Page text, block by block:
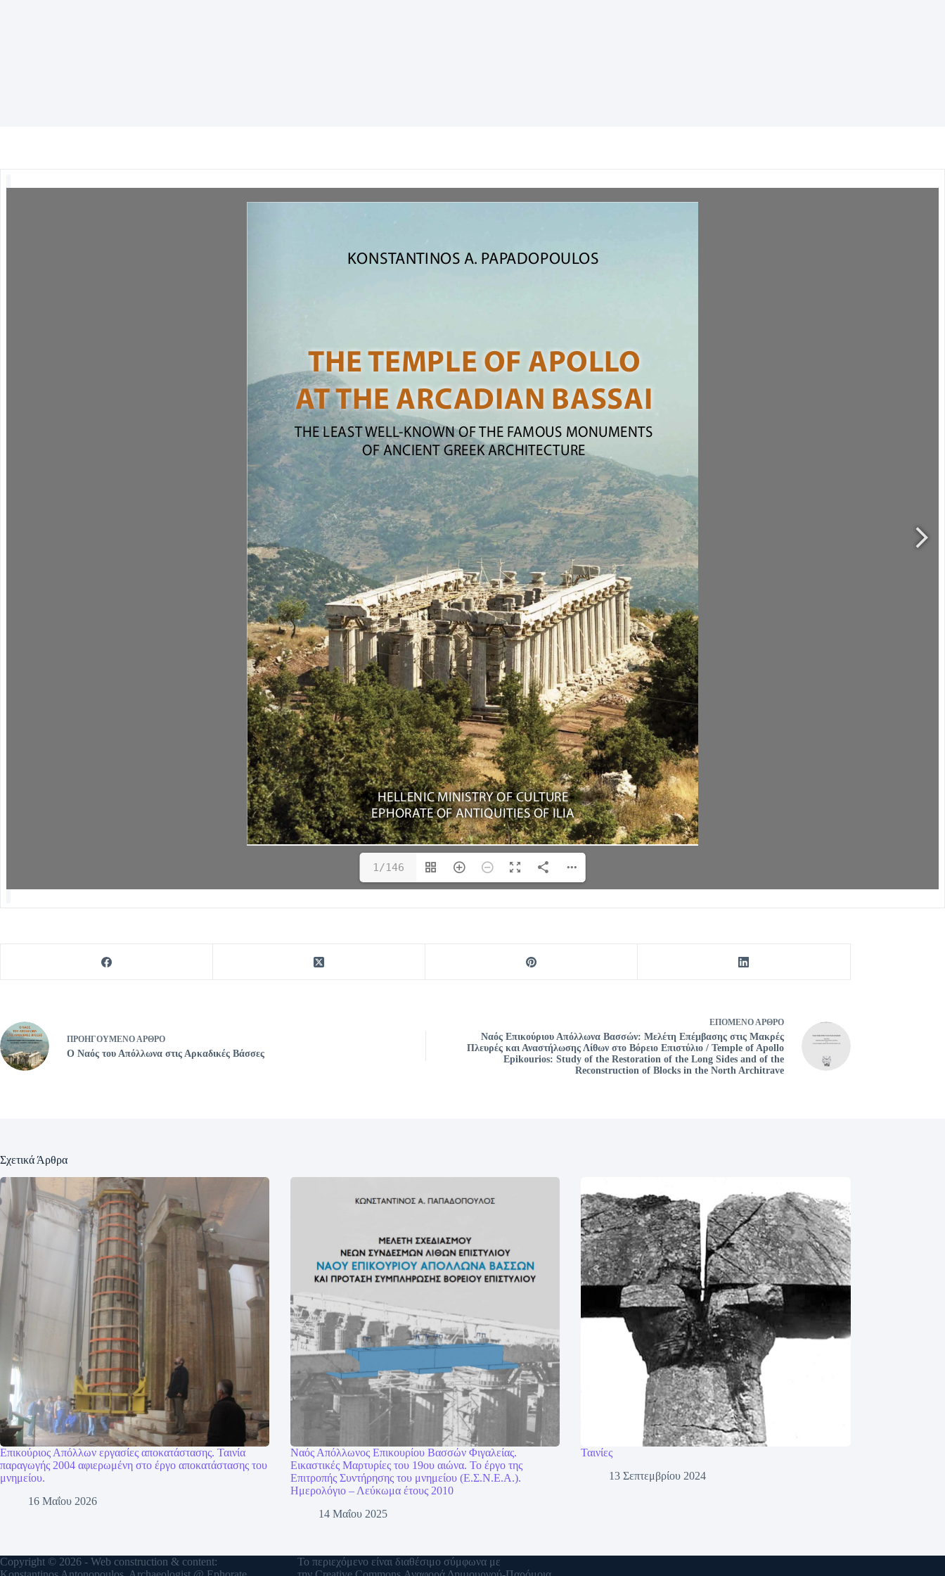
1/146
ΠΡΟΗΓΟΎΜΕΝΟΆΡΘΡΟ
Ο Ναός του Απόλλωνα στις Αρκαδικές Βάσσες
ΕΠΌΜΕΝΟΆΡΘΡΟ
Ναός Επικούριου Απόλλωνα Βασσών: Μελέτη Επέμβασης στις Μακρές
Πλευρές και Αναστήλωσης Λίθων στο Βόρειο Επιστύλιο / Temple of Apollo
Epikourios: Study of the Restoration of the Long Sides and of the
Reconstruction of Blocks in the North Architrave
Σχετικά Άρθρα
Επικούριος Απόλλων εργασίες αποκατάστασης. Ταινία
παραγωγής 2004 αφιερωμένη στο έργο αποκατάστασης του
μνημείου.
16 Μαΐου 2026
Ναός Απόλλωνος Επικουρίου Βασσών Φιγαλείας.
Εικαστικές Μαρτυρίες του 19ου αιώνα. Το έργο της
Επιτροπής Συντήρησης του μνημείου (Ε.Σ.Ν.Ε.Α.).
Ημερολόγιο – Λεύκωμα έτους 2010
14 Μαΐου 2025
Ταινίες
13 Σεπτεμβρίου 2024
Copyright © 2026 - Web construction & content:
Το περιεχόμενο είναι διαθέσιμο σύμφωνα με